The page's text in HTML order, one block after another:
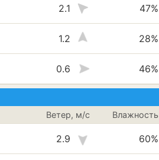
2.1 47%
1.2 28%
0.6 46%
Ветер, м/с Влажность
2.9 60%